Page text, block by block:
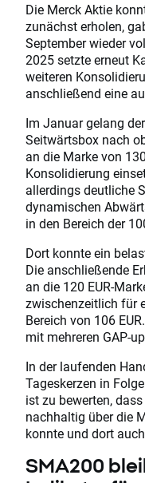
Die Merck Aktie
zunächst erholen,
September wieder
2025 setzte erneut
weiteren
anschließend eine
Im Januar gelang
Seitwärtsbox nach
an die Marke von
Konsolidierung
allerdings deutliche
dynamischen
in den Bereich der
Dort konnte ein
Die anschließende
an die 120 EUR-
zwischenzeitlich für
Bereich von 106
mit mehreren GAP-
In der laufenden
Tageskerzen in
ist zu bewerten,
nachhaltig über die
konnte und dort
SMA200